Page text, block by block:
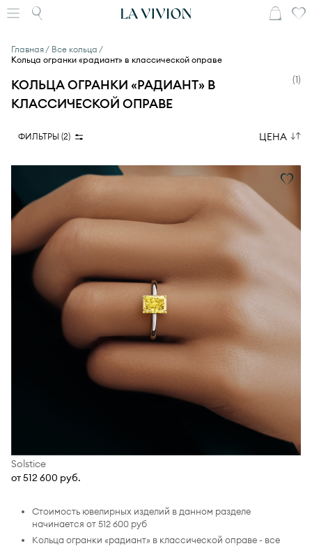
Главная
Все кольца
Кольца огранки «радиант» в классической оправе
КОЛЬЦА ОГРАНКИ «РАДИАНТ» В
КЛАССИЧЕСКОЙ ОПРАВЕ
(1)
ФИЛЬТРЫ (2) ЦЕНА
Solstice
от 512 600 руб.
Стоимость ювелирных изделий в данном разделе
начинается от 512 600 руб
Кольца огранки «радиант» в классической оправе - все